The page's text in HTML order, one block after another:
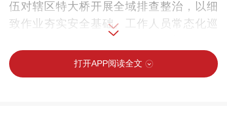
伍对辖区特大桥开展全域排查整治，以细
致作业夯实安全基础。工作人员常态化巡
准排查细微隐患，做到早发现、早处置。
养护累计完成混凝土护栏粉刷9342平方
打开APP阅读全文